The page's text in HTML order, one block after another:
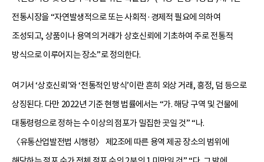
전통시장을 “자연발생적으로 또는 사회적·경제적 필요에 의하여
조성되고, 상품이나 용역의 거래가 상호신뢰에 기초하여 주로 전통적
방식으로 이루어지는 장소”로 정의한다.
여기서 ‘상호신뢰’와 ‘전통적인 방식’이란 흔히 외상 거래, 흥정, 덤 등으로
상징된다. 다만 2022년 기준 현행 법률에서는 “가. 해당 구역 및 건물에
대통령령으로 정하는 수 이상의 점포가 밀집한 곳일 것” “나.
〈유통산업발전법 시행령〉 제2조에 따른 용역 제공 장소의 범위에